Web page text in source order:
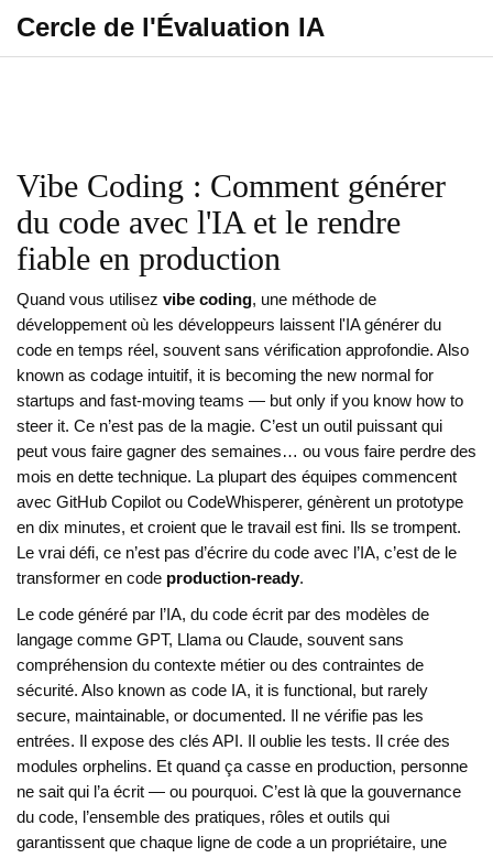
Cercle de l'Évaluation IA
Vibe Coding : Comment générer
du code avec l'IA et le rendre
fiable en production
Quand vous utilisez vibe coding, une méthode de
développement où les développeurs laissent l'IA générer du
code en temps réel, souvent sans vérification approfondie. Also
known as codage intuitif, it is becoming the new normal for
startups and fast-moving teams — but only if you know how to
steer it. Ce n’est pas de la magie. C’est un outil puissant qui
peut vous faire gagner des semaines… ou vous faire perdre des
mois en dette technique. La plupart des équipes commencent
avec GitHub Copilot ou CodeWhisperer, génèrent un prototype
en dix minutes, et croient que le travail est fini. Ils se trompent.
Le vrai défi, ce n’est pas d’écrire du code avec l’IA, c’est de le
transformer en code production-ready.
Le code généré par l’IA, du code écrit par des modèles de
langage comme GPT, Llama ou Claude, souvent sans
compréhension du contexte métier ou des contraintes de
sécurité. Also known as code IA, it is functional, but rarely
secure, maintainable, or documented. Il ne vérifie pas les
entrées. Il expose des clés API. Il oublie les tests. Il crée des
modules orphelins. Et quand ça casse en production, personne
ne sait qui l’a écrit — ou pourquoi. C’est là que la gouvernance
du code, l’ensemble des pratiques, rôles et outils qui
garantissent que chaque ligne de code a un propriétaire, une